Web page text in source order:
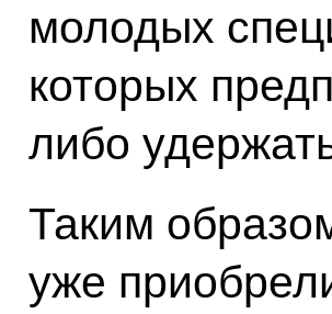
молодых
которых
либо
Таким
уже